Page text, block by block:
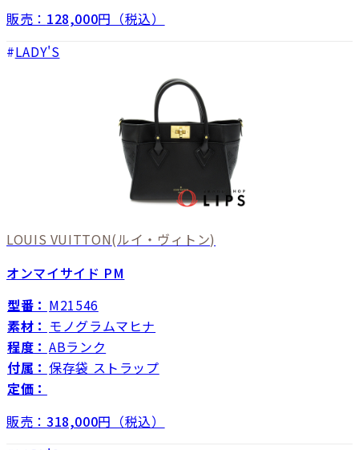
販売： 128,000円（税込）
LADY'S
LOUIS VUITTON(ルイ・ヴィトン)
オンマイサイド PM
型番： M21546
素材： モノグラムマヒナ
程度： ABランク
付属： 保存袋 ストラップ
定価：
販売： 318,000円（税込）